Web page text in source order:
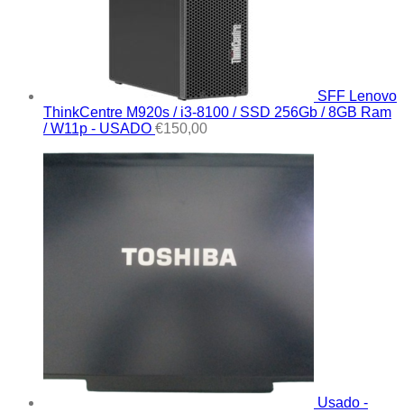
SFF Lenovo
ThinkCentre M920s / i3-8100 / SSD 256Gb / 8GB Ram
/ W11p - USADO €150,00
Usado -